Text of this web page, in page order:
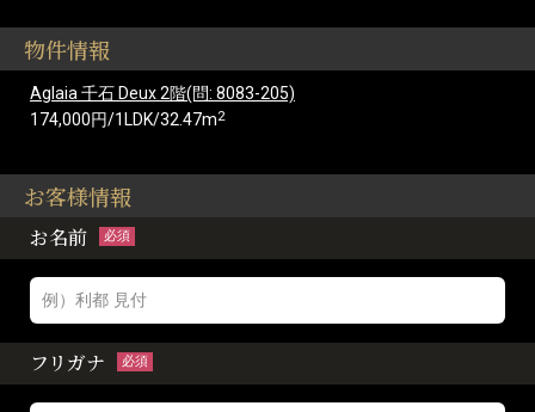
物件情報
Aglaia 千石 Deux 2階(問: 8083-205)
174,000円/1LDK/32.47m2
お客様情報
お名前 必須
フリガナ 必須